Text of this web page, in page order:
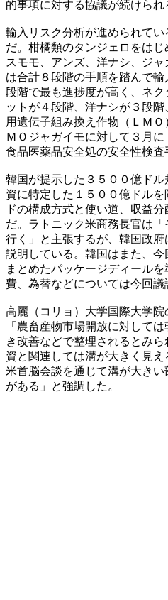
的事項に対する協議が続けられ
輸入リスク分析が進められて
だ。柑橘類のタンジェロをはじ
スモモ、アンズ、洋ナシ、ジ
は合計８段階の手順を踏んで
段階で最も進捗度が高く、ネ
ットが４段階、洋ナシが３段
用遺伝子組み換え作物（ＬＭ
ＭＯジャガイモに対して３月に
食品医薬品安全処の安全性検査
韓国が提示した３５００億ド
資に特定した１５００億ドル
ドの構成方式と使い道、収益
だ。ラトニック米商務長官は
行く」と主張するが、韓国政
説明している。韓国はまた、
まとめたパッケージディール
費、為替などについては今回議
高麗（コリョ）大学国際大学
「農畜産物市場開放に対して
き改善などで整理されるとみ
資と関連しては溝が大きく見
米首脳会談を通じて溝が大き
がある」と強調した。